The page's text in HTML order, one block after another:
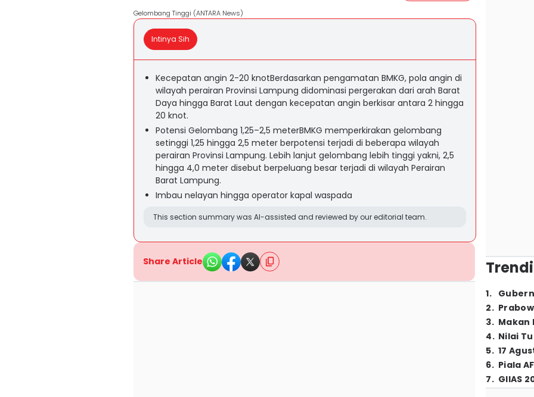
Gelombang Tinggi (ANTARA News)
Intinya Sih
Kecepatan angin 2-20 knotBerdasarkan pengamatan BMKG, pola angin di
wilayah perairan Provinsi Lampung didominasi pergerakan dari arah Barat
Daya hingga Barat Laut dengan kecepatan angin berkisar antara 2 hingga
20 knot.
Potensi Gelombang 1,25–2,5 meterBMKG memperkirakan gelombang
setinggi 1,25 hingga 2,5 meter berpotensi terjadi di beberapa wilayah
perairan Provinsi Lampung. Lebih lanjut gelombang lebih tinggi yakni, 2,5
hingga 4,0 meter disebut berpeluang besar terjadi di wilayah Perairan
Barat Lampung.
Imbau nelayan hingga operator kapal waspada
This section summary was AI-assisted and reviewed by our editorial team.
Share Article
1.
2.
3. Makan
4. Nilai
5. 17
6. Piala
7. GIIAS